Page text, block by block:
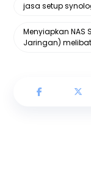
jasa setup
Menyiapkan NAS
Jaringan)